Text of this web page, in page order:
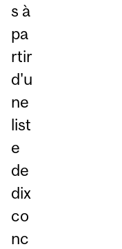
s à
pa
rtir
d'u
ne
list
e
de
dix
co
nc